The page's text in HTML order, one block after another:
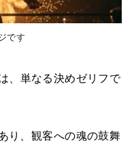
です
、単なる決めゼリフで
り、観客への魂の鼓舞